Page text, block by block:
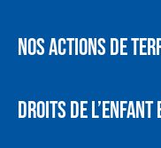
NOS ACTIONS DE
DROITS DE